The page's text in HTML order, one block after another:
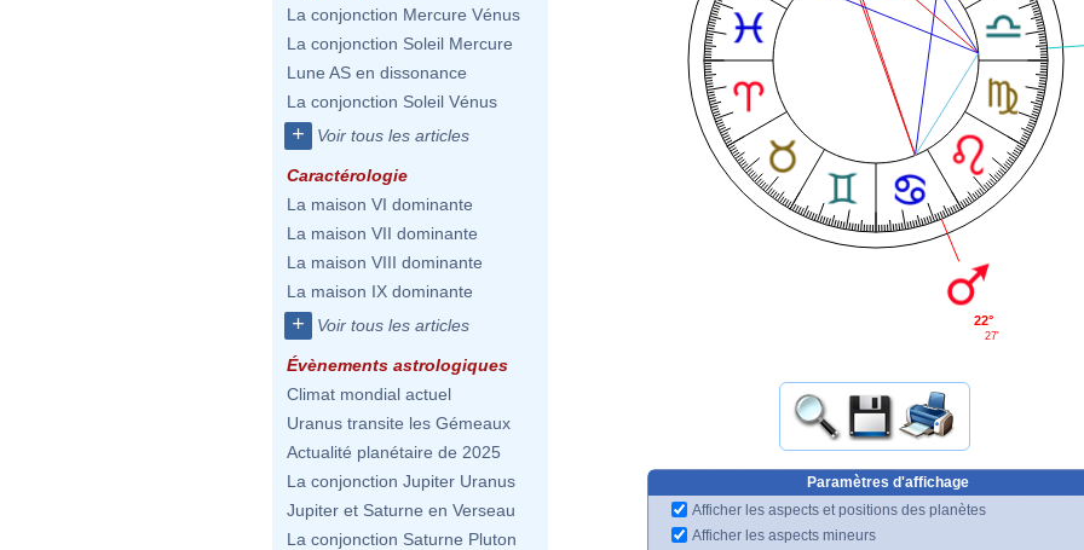
La conjonction Mercure Vénus
La conjonction Soleil Mercure
Lune AS en dissonance
La conjonction Soleil Vénus
+ Voir tous les articles
Caractérologie
La maison VI dominante
La maison VII dominante
La maison VIII dominante
La maison IX dominante
+ Voir tous les articles
Évènements astrologiques
Climat mondial actuel
Uranus transite les Gémeaux
Actualité planétaire de 2025
La conjonction Jupiter Uranus
Jupiter et Saturne en Verseau
La conjonction Saturne Pluton
22°
27'
Paramètres d'affichage
Afficher les aspects et positions des planètes
Afficher les aspects mineurs